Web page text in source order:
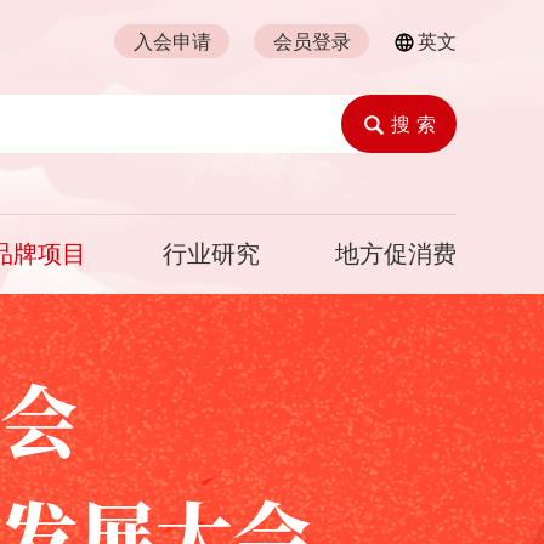
入会申请 会员登录 英文
搜 索
牌项目 行业研究 地方促消费